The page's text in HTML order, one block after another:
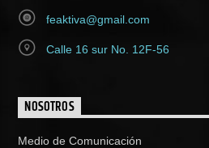
feaktiva@gmail.com
Calle 16 sur No. 12F-56
NOSOTROS
Medio de Comunicación